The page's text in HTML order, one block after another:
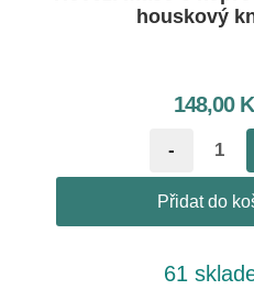
houskový
148,00
-
Přidat do
61